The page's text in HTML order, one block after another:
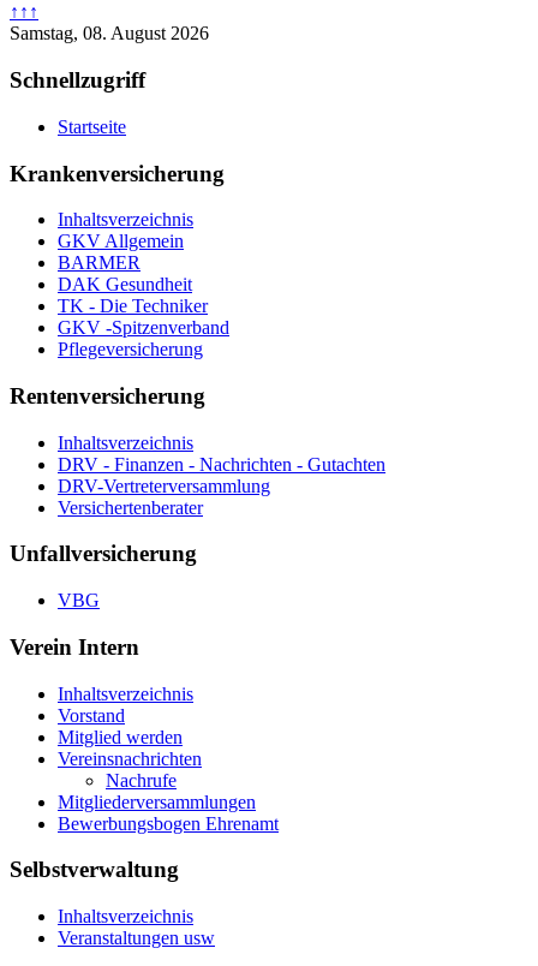
↑↑↑
Samstag, 08. August 2026
Schnellzugriff
Startseite
Krankenversicherung
Inhaltsverzeichnis
GKV Allgemein
BARMER
DAK Gesundheit
TK - Die Techniker
GKV -Spitzenverband
Pflegeversicherung
Rentenversicherung
Inhaltsverzeichnis
DRV - Finanzen - Nachrichten - Gutachten
DRV-Vertreterversammlung
Versichertenberater
Unfallversicherung
VBG
Verein Intern
Inhaltsverzeichnis
Vorstand
Mitglied werden
Vereinsnachrichten
Nachrufe
Mitgliederversammlungen
Bewerbungsbogen Ehrenamt
Selbstverwaltung
Inhaltsverzeichnis
Veranstaltungen usw